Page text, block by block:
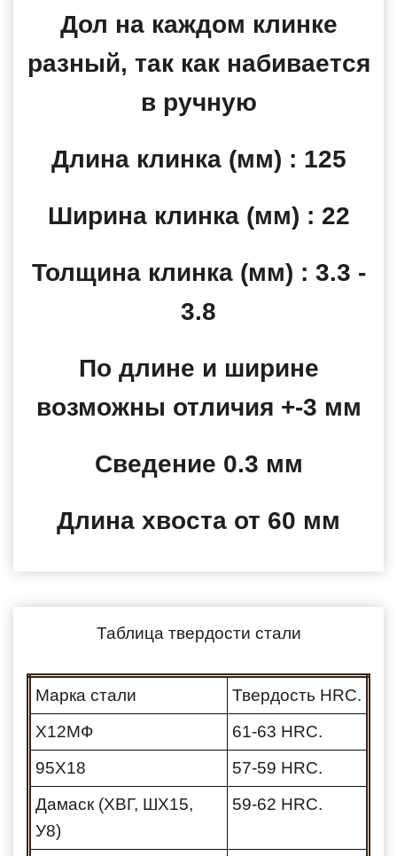
Дол на каждом клинке
разный, так как набивается
в ручную
Длина клинка (мм) : 125
Ширина клинка (мм) : 22
Толщина клинка (мм) : 3.3 -
3.8
По длине и ширине
возможны отличия +-3 мм
Сведение 0.3 мм
Длина хвоста от 60 мм
Таблица твердости стали
Марка стали
Твердость HRC.
Х12МФ
61-63 HRC.
95Х18
57-59 HRC.
Дамаск (ХВГ, ШХ15,
У8)
59-62 HRC.